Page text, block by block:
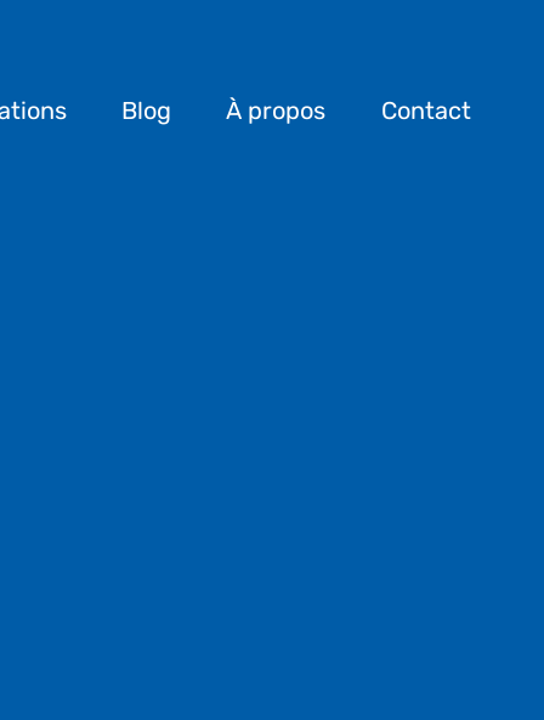
Blog À propos Contact